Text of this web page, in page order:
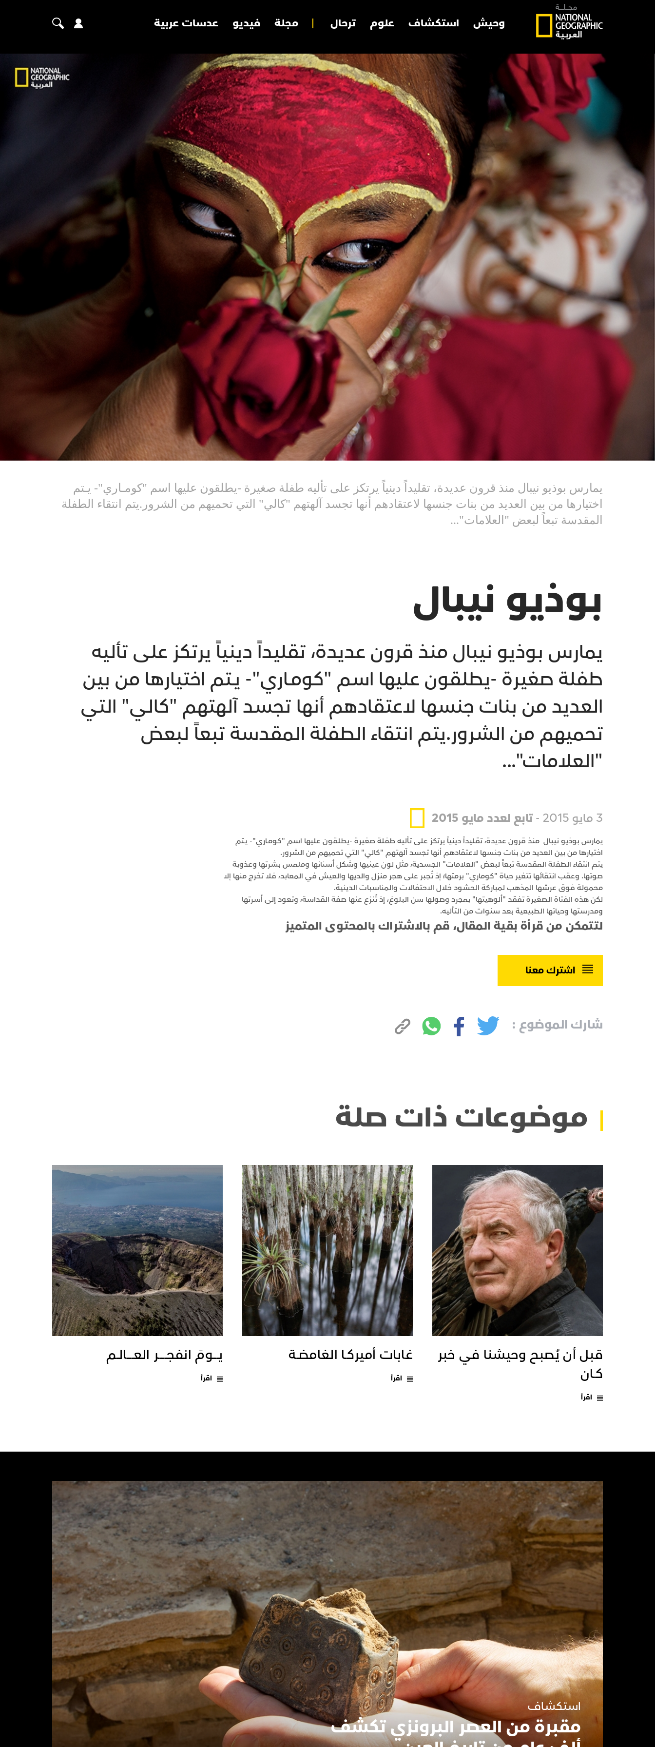
وحيش استكشاف علوم ترحال مجلة فيديو عدسات عربية
يمارس بوذيو نيبال منذ قرون عديدة، تقليداً دينياً يرتكز على تأليه طفلة صغيرة -يطلقون عليها اسم "كومـاري"- يـتم
اختيارها من بين العديد من بنات جنسها لاعتقادهم أنها تجسد آلهتهم "كالي" التي تحميهم من الشرور.يتم انتقاء الطفلة
المقدسة تبعاً لبعض "العلامات"...
بوذيو نيبال
يمارس بوذيو نيبال منذ قرون عديدة، تقليداً دينياً يرتكز على تأليه
طفلة صغيرة -يطلقون عليها اسم "كومـاري"- يـتم اختيارها من بين
العديد من بنات جنسها لاعتقادهم أنها تجسد آلهتهم "كالي" التي
تحميهم من الشرور.يتم انتقاء الطفلة المقدسة تبعاً لبعض
"العلامات"...
3 مايو 2015 - تابع لعدد مايو 2015
يمارس بوذيو نيبال منذ قرون عديدة، تقليداً دينياً يرتكز على تأليه طفلة صغيرة -يطلقون عليها اسم "كومـاري"- يـتم
اختيارها من بين العديد من بنات جنسها لاعتقادهم أنها تجسد آلهتهم "كالي" التي تحميهم من الشرور.
يتم انتقاء الطفلة المقدسة تبعاً لبعض "العلامات" الجسدية، مثل لون عينيها وشكل أسنانها وملمس بشرتها وعذوبة
صوتها. وعقب انتقائها تتغير حياة "كوماري" برمتها؛ إذ تُجبر على هجر منزل والديها والعيش في المعابد، فلا تخرج منها إلا
محمولة فوق عرشها المذهب لمباركة الحشود خلال الاحتفالات والمناسبات الدينية.
لكن هذه الفتاة الصغيرة تفقد "ألوهيتها" بمجرد وصولها سن البلوغ، إذ تُنزع عنها صفة القداسة، وتعود إلى أسرتها
ومدرستها وحياتها الطبيعية بعد سنوات من التأليه.
لتتمكن من قرأة بقية المقال، قم بالاشتراك بالمحتوى المتميز
اشترك معنا
شارك الموضوع :
موضوعات ذات صلة
قبل أن يُصبح وحيشنا في خبر
كـان
اقرأ
غابات أميركـا الغامضـة
اقرأ
يـــومَ انفجـــــر العــــالـم
اقرأ
استكشاف
مقبرة من العصر البرونزي تكشف